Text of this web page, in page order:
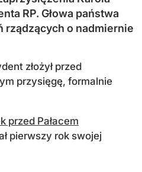
RP. Głowa państwa
rządzących o nadmiernie
złożył przed
przysięgę, formalnie
przed Pałacem
pierwszy rok swojej